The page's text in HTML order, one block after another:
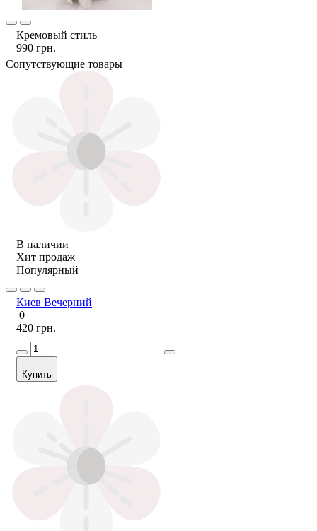
Кремовый стиль
990 грн.
Сопутствующие товары
В наличии
Хит продаж
Популярный
Киев Вечерний
0
420 грн.
Купить